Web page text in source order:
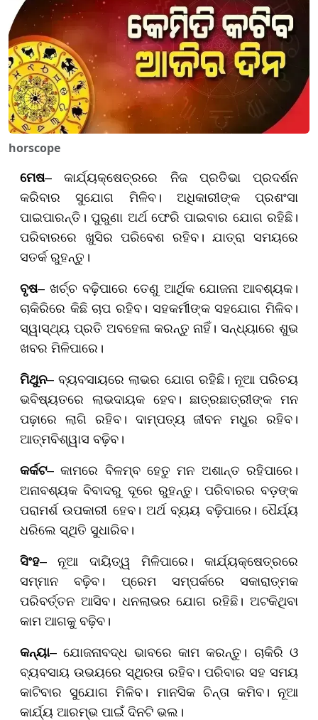
horscope
ମେଷ– କାର୍ଯ୍ୟକ୍ଷେତ୍ରରେ ନିଜ ପ୍ରତିଭା ପ୍ରଦର୍ଶନ
କରିବାର ସୁଯୋଗ ମିଳିବ। ଅଧିକାରୀଙ୍କ ପ୍ରଶଂସା
ପାଇପାରନ୍ତି। ପୁରୁଣା ଅର୍ଥ ଫେରି ପାଇବାର ଯୋଗ ରହିଛି।
ପରିବାରରେ ଖୁସିର ପରିବେଶ ରହିବ। ଯାତ୍ରା ସମୟରେ
ସତର୍କ ରୁହନ୍ତୁ।
ବୃଷ– ଖର୍ଚ୍ଚ ବଢ଼ିପାରେ ତେଣୁ ଆର୍ଥିକ ଯୋଜନା ଆବଶ୍ୟକ।
ଚାକିରିରେ କିଛି ଚାପ ରହିବ। ସହକର୍ମୀଙ୍କ ସହଯୋଗ ମିଳିବ।
ସ୍ୱାସ୍ଥ୍ୟ ପ୍ରତି ଅବହେଳା କରନ୍ତୁ ନାହିଁ। ସନ୍ଧ୍ୟାରେ ଶୁଭ
ଖବର ମିଳିପାରେ।
ମିଥୁନ– ବ୍ୟବସାୟରେ ଲାଭର ଯୋଗ ରହିଛି। ନୂଆ ପରିଚୟ
ଭବିଷ୍ୟତରେ ଲାଭଦାୟକ ହେବ। ଛାତ୍ରଛାତ୍ରୀଙ୍କ ମନ
ପଢ଼ାରେ ଲାଗି ରହିବ। ଦାମ୍ପତ୍ୟ ଜୀବନ ମଧୁର ରହିବ।
ଆତ୍ମବିଶ୍ୱାସ ବଢ଼ିବ।
କର୍କଟ– କାମରେ ବିଳମ୍ବ ହେତୁ ମନ ଅଶାନ୍ତ ରହିପାରେ।
ଅନାବଶ୍ୟକ ବିବାଦରୁ ଦୂରେ ରୁହନ୍ତୁ। ପରିବାରର ବଡ଼ଙ୍କ
ପରାମର୍ଶ ଉପକାରୀ ହେବ। ଅର୍ଥ ବ୍ୟୟ ବଢ଼ିପାରେ। ଧୈର୍ଯ୍ୟ
ଧରିଲେ ସ୍ଥିତି ସୁଧାରିବ।
ସିଂହ– ନୂଆ ଦାୟିତ୍ୱ ମିଳିପାରେ। କାର୍ଯ୍ୟକ୍ଷେତ୍ରରେ
ସମ୍ମାନ ବଢ଼ିବ। ପ୍ରେମ ସମ୍ପର୍କରେ ସକାରାତ୍ମକ
ପରିବର୍ତ୍ତନ ଆସିବ। ଧନଲାଭର ଯୋଗ ରହିଛି। ଅଟକିଥିବା
କାମ ଆଗକୁ ବଢ଼ିବ।
କନ୍ୟା– ଯୋଜନାବଦ୍ଧ ଭାବରେ କାମ କରନ୍ତୁ। ଚାକିରି ଓ
ବ୍ୟବସାୟ ଉଭୟରେ ସ୍ଥିରତା ରହିବ। ପରିବାର ସହ ସମୟ
କାଟିବାର ସୁଯୋଗ ମିଳିବ। ମାନସିକ ଚିନ୍ତା କମିବ। ନୂଆ
କାର୍ଯ୍ୟ ଆରମ୍ଭ ପାଇଁ ଦିନଟି ଭଲ।